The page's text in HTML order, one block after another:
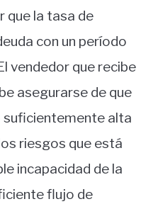
que la tasa de
con un período
vendedor que recibe
asegurarse de que
suficientemente alta
riesgos que está
incapacidad de la
flujo de